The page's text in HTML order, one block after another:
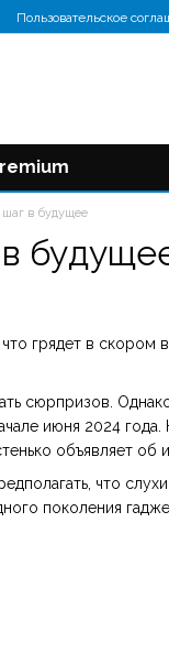
Пользовательское
в будущее
грядет в скором
сюрпризов.
июня 2024
объявляет об
что
поколения